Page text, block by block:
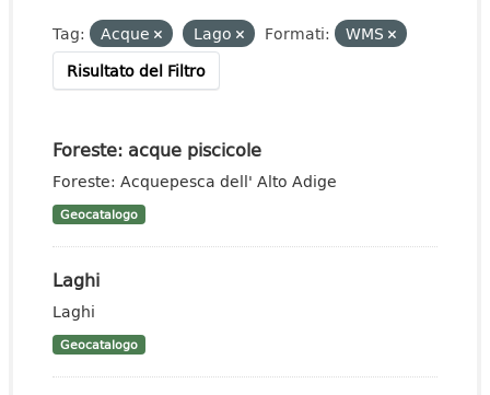
Tag: Acque Lago Formati:
WMS
Risultato del Filtro
Foreste: acque piscicole
Foreste: Acquepesca dell' Alto Adige
Geocatalogo
Laghi
Laghi
Geocatalogo